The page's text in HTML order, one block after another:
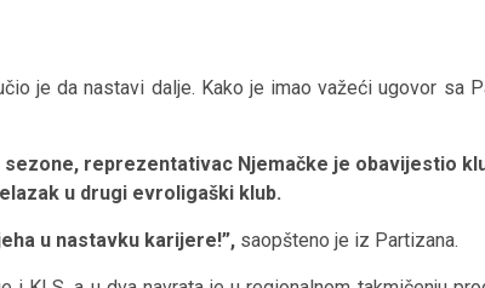
je da nastavi dalje. Kako je imao važeći ugovor sa
sezone, reprezentativac Njemačke je obavijestio
u drugi evroligaški klub.
u nastavku karijere!”, saopšteno je iz Partizana.